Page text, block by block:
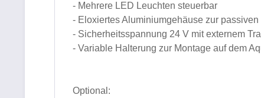
- Mehrere LED Leuchten steuerbar
- Eloxiertes Aluminiumgehäuse zur
- Sicherheitsspannung 24 V mit externem
- Variable Halterung zur Montage auf dem
Optional: